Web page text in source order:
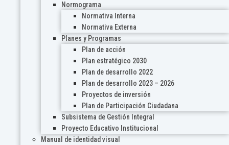
Normograma
Normativa Interna
Normativa Externa
Planes y Programas
Plan de acción
Plan estratégico 2030
Plan de desarrollo 2022
Plan de desarrollo 2023 – 2026
Proyectos de inversión
Plan de Participación Ciudadana
Subsistema de Gestión Integral
Proyecto Educativo Institucional
Manual de identidad visual